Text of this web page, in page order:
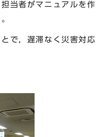
当者がマニュアルを作
で，遅滞なく災害対応